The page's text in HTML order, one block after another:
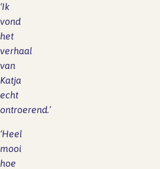
‘Ik
vond
het
verhaal
van
Katja
echt
ontroerend.’
‘Heel
mooi
hoe